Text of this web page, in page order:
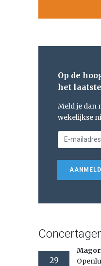
Op de
het
Meld je dan
wekelijkse
29